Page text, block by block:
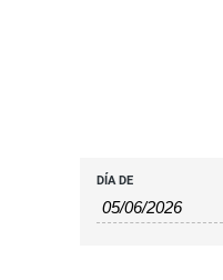
BÚSQUEDA
BÚSQUEDA
DE
DÍA DE